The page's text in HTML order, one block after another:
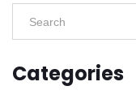
Categories